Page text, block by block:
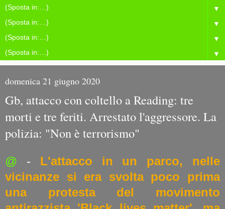
▼
▼
▼
▼
domenica 21 giugno 2020
Gb, attacco con coltello a Reading: tre
morti e tre feriti. Arrestato l'aggressore. La
polizia: "Non è terrorismo"
@ - L'attacco in un parco, nelle
vicinanze si era svolta poco prima
una protesta del movimento